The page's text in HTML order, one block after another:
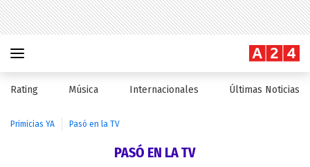
Rating Música Internacionales Últimas Noticias
Primicias YA Pasó en la TV
PASÓ EN LA TV